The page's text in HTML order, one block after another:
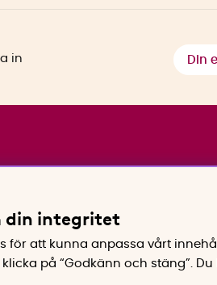
in
din integritet
för att kunna anpassa vårt
på “Godkänn och stäng”.